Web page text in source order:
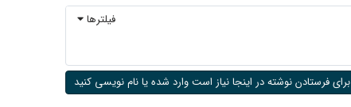
فیلترها
برای فرستادن نوشته در اینجا نیاز است وارد شده یا نام نویسی کنید